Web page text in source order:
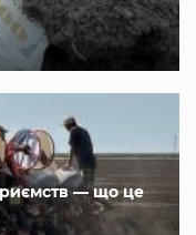
— що це